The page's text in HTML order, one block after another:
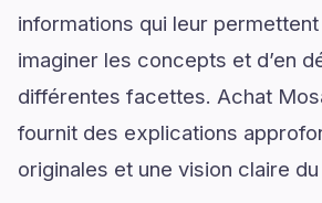
informations qui leur
imaginer les concepts et d’en
différentes facettes. Achat
fournit des explications
originales et une vision claire